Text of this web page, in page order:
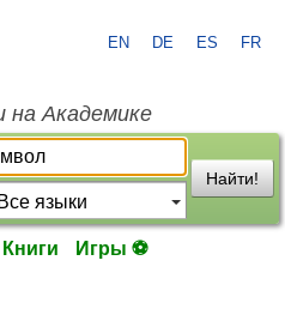
EN DE ES FR
на Академике
Найти!
Книги Игры ⚽